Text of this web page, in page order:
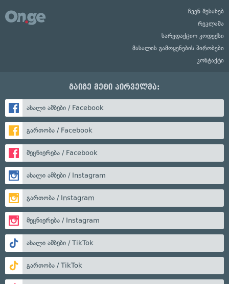
ჩვენ შესახებ
რეკლამა
სარედაქციო კოდექსი
მასალის გამოყენების პირობები
კონტაქტი
გაიგე მეტი პირველმა:
ახალი ამბები / Facebook
გართობა / Facebook
მეცნიერება / Facebook
ახალი ამბები / Instagram
გართობა / Instagram
მეცნიერება / Instagram
ახალი ამბები / TikTok
გართობა / TikTok